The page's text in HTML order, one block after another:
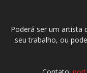
Poderá ser um artista
seu trabalho, ou